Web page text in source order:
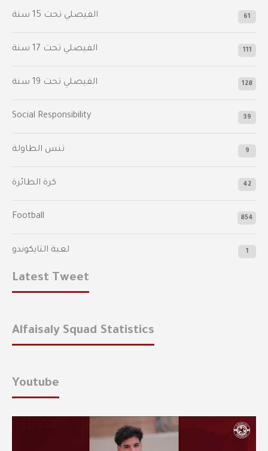
الفيصلي‬⁩ تحت 15 سنة 61
‫الفيصلي‬⁩ تحت 17 سنة 111
الفيصلي‬⁩ تحت 19 سنة 128
Social Responsibility 39
تنس الطاولة 9
كرة الطائرة 42
Football 854
لعبة التايكوندو 1
Latest Tweet
Alfaisaly Squad Statistics
Youtube